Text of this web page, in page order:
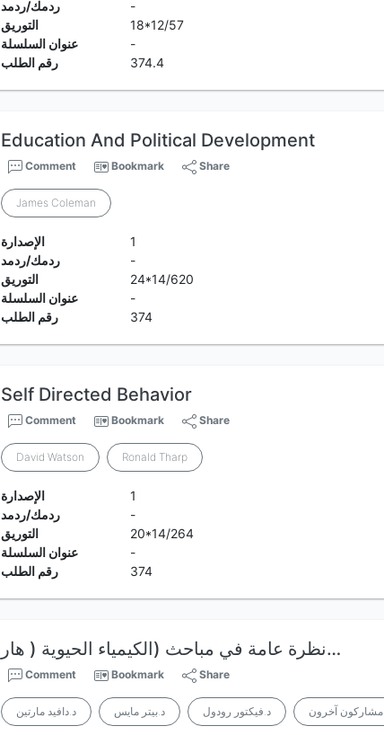
ردمك/ردمد
-
التوريق
18*12/57
عنوان السلسلة
-
رقم الطلب
374.4
Education And Political Development
Comment Bookmark Share
James Coleman
الإصدارة
1
ردمك/ردمد
-
التوريق
24*14/620
عنوان السلسلة
-
رقم الطلب
374
Self Directed Behavior
Comment Bookmark Share
David Watson Ronald Tharp
الإصدارة
1
ردمك/ردمد
-
التوريق
20*14/264
عنوان السلسلة
-
رقم الطلب
374
نظرة عامة في مباحث (الكيمياء الحيوية ( هار…
Comment Bookmark Share
د.دافيد مارتين د.بيتر مايس د.فيكتور رودول مشاركون آخرون